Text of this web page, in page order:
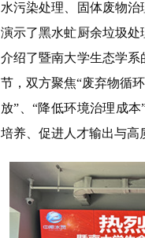
水污染处理、固体废物
演示了黑水虻厨余垃圾
介绍了暨南大学生态学
节，双方聚焦“废弃物循
放”、“降低环境治理成
培养、促进人才输出与高